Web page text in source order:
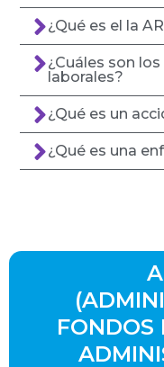
¿Qué es el la
¿Cuáles son
laborales?
¿Qué es un
¿Qué es una
FONDOS